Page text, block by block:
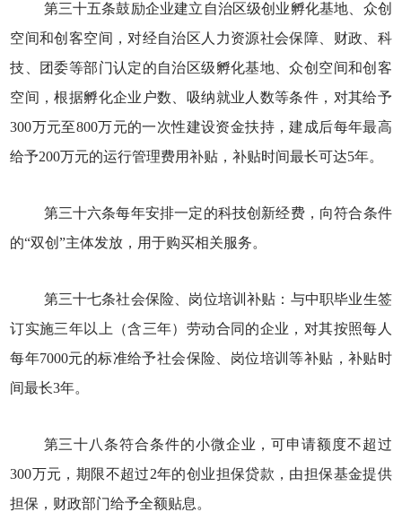
第三十五条鼓励企业建立自治区级创业孵化基地、众创
空间和创客空间，对经自治区人力资源社会保障、财政、科
技、团委等部门认定的自治区级孵化基地、众创空间和创客
空间，根据孵化企业户数、吸纳就业人数等条件，对其给予
300万元至800万元的一次性建设资金扶持，建成后每年最高
给予200万元的运行管理费用补贴，补贴时间最长可达5年。
第三十六条每年安排一定的科技创新经费，向符合条件
的“双创”主体发放，用于购买相关服务。
第三十七条社会保险、岗位培训补贴：与中职毕业生签
订实施三年以上（含三年）劳动合同的企业，对其按照每人
每年7000元的标准给予社会保险、岗位培训等补贴，补贴时
间最长3年。
第三十八条符合条件的小微企业，可申请额度不超过
300万元，期限不超过2年的创业担保贷款，由担保基金提供
担保，财政部门给予全额贴息。